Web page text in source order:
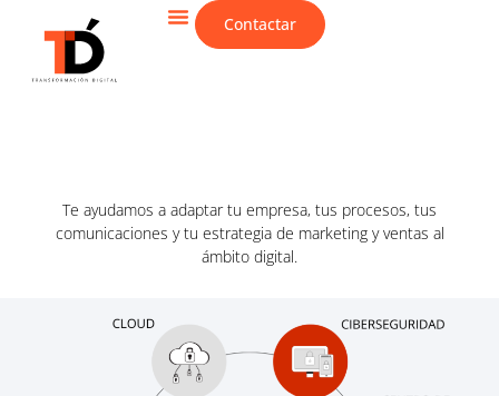
Contactar
Te ayudamos a adaptar tu empresa, tus procesos, tus
comunicaciones y tu estrategia de marketing y ventas al
ámbito digital.